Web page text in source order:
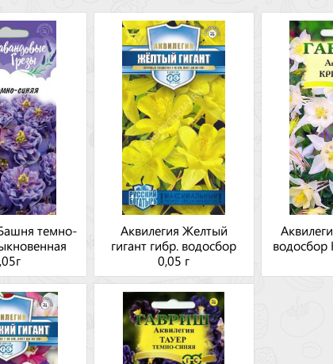
темно-
Аквилегия Желтый
гигант гибр. водосбор
0,05 г
водосбор